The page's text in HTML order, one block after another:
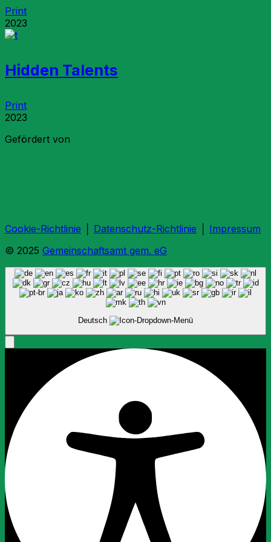
Print
2023
Hidden Talents
Print
2023
Gefördert von
Cookie-Richtlinie Datenschutz-Richtlinie
Impressum
© 2025 Gemeinschaftsamt gem. eG
Deutsch